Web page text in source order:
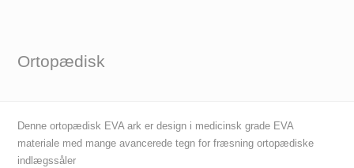
Ortopædisk
Denne ortopædisk EVA ark er design i medicinsk grade EVA
materiale med mange avancerede tegn for fræsning ortopædiske
indlægssåler